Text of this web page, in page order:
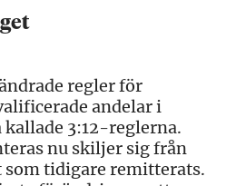
regler för
andelar i
kallade 3:12-reglerna.
nu skiljer sig från
tidigare remitterats.